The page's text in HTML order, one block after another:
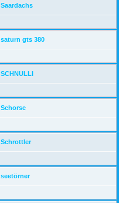
Saardachs
saturn gts 380
SCHNULLI
Schorse
Schrottler
seetörner